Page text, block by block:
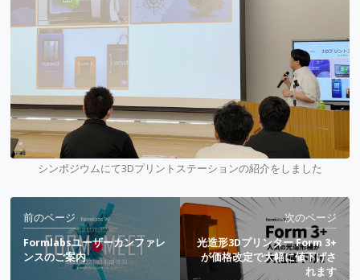
シンポジウムにて3Dプリントステーションの紹介をしました
前
後
の
前のページ
Formlabsユーザーカンファレ
ンスのご案内
次のページ
光造形3Dプリンター Form 3+
が価格改定で大幅に値下げさ
れます